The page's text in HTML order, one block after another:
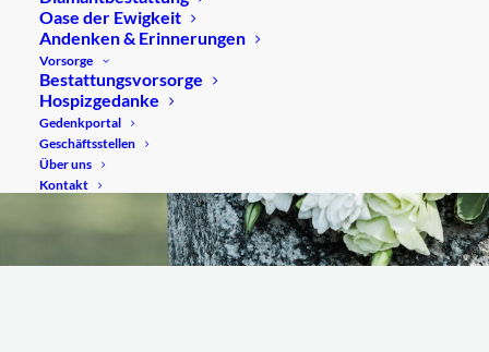
Oase der Ewigkeit
Andenken & Erinnerungen
Vorsorge
Bestattungsvorsorge
Hospizgedanke
Gedenkportal
Geschäftsstellen
Über uns
Kontakt
Erdbestattung